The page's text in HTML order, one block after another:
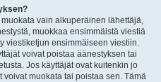
vain alkuperäinen lähettäjä,
muokkaa ensimmäistä viestiä
viestiketjun ensimmäiseen viestiin.
voivat poistaa äänestyksen tai
Jos käyttäjät ovat kuitenkin jo
muokata tai poistaa sen. Tämä